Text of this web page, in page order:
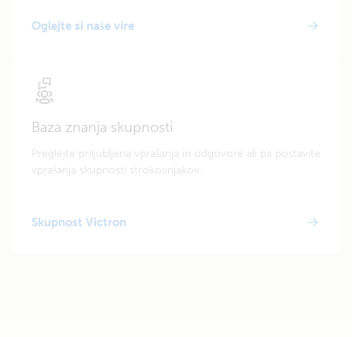
Oglejte si naše vire
Baza znanja skupnosti
Preglejte priljubljena vprašanja in odgovore ali pa postavite
vprašanja skupnosti strokovnjakov.
Skupnost Victron